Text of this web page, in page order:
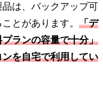
は、バックアップ可
とがあります。 「デ
ランの容量で十分」
を自宅で利用してい